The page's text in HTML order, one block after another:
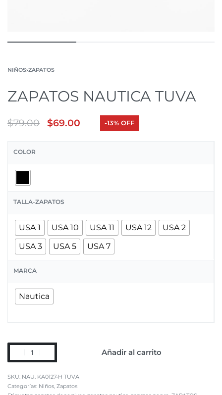
NIÑOS›ZAPATOS
ZAPATOS NAUTICA TUVA
$79.00 $69.00 -13% OFF
COLOR
TALLA-ZAPATOS
USA 1 USA 10 USA 11 USA 12
USA 2
USA 3
USA 5 USA 7
MARCA
Nautica
Añadir al carrito
NAU. KA0127-H TUVA
Categorías: Niños Zapatos